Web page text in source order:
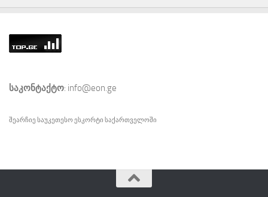
საკონტაქტო: info@eon.ge
შეარჩიე საუკეთესო ესკორტი საქართველოში